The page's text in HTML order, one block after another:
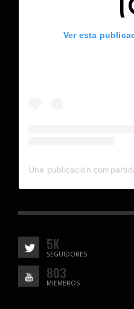
Ver esta
5K
SEGUIDORES
803
MIEMBROS